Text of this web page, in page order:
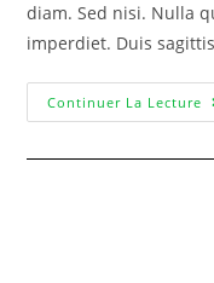
diam. Sed nisi. Nulla
imperdiet. Duis
Continuer La Lecture